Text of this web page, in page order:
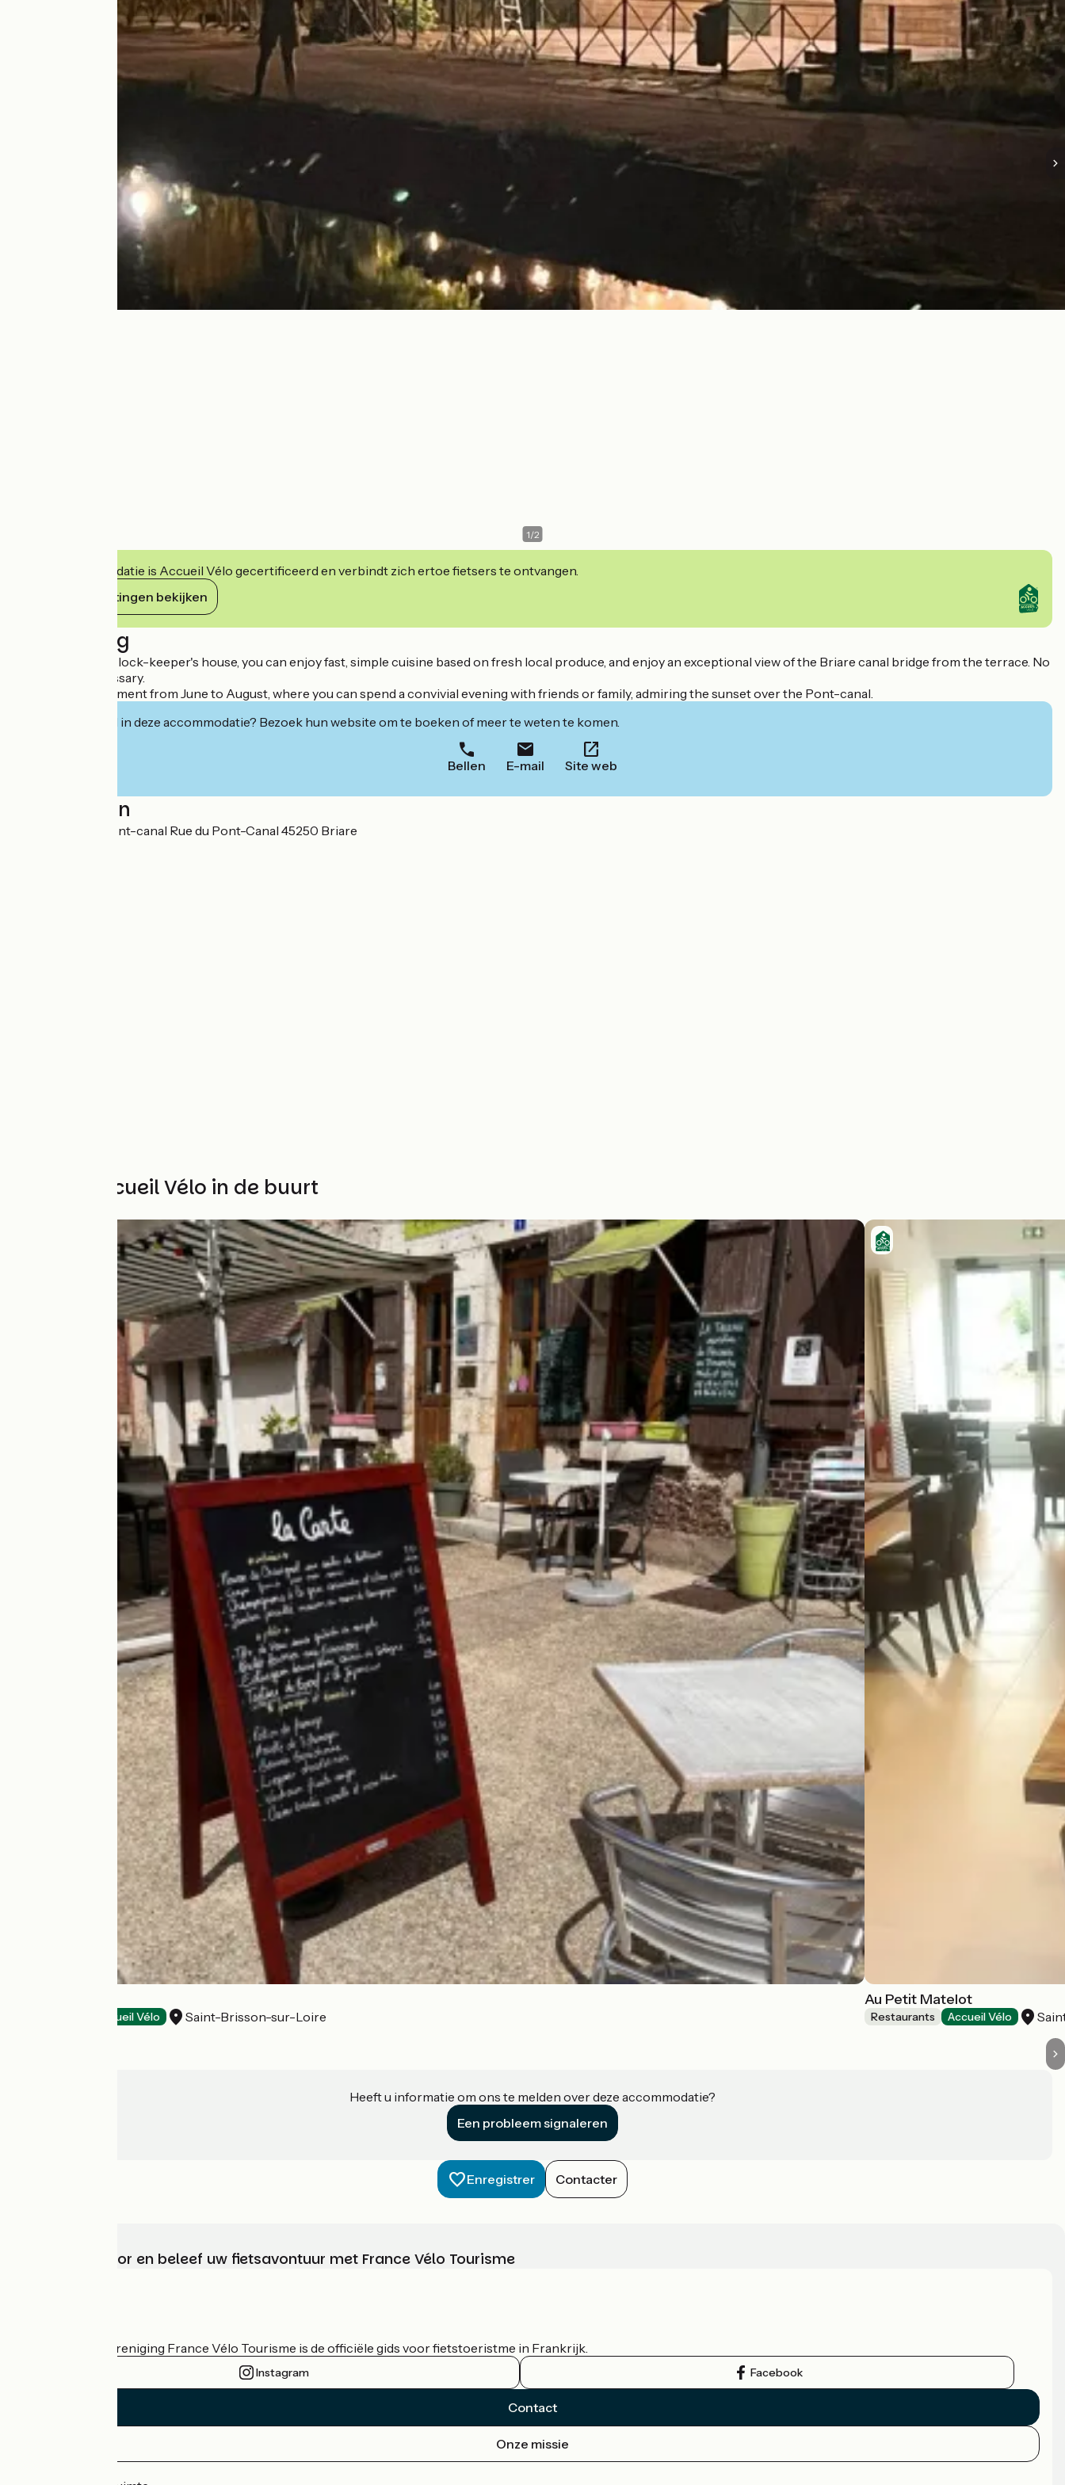
1/2
Deze accommodatie is Accueil Vélo gecertificeerd en verbindt zich ertoe fietsers te ontvangen.
Haar verplichtingen bekijken
Beschrijving
In the Pont-Canal lock-keeper's house, you can enjoy fast, simple cuisine based on fresh local produce, and enjoy an exceptional view of the Briare canal bridge from the terrace. No
reservation necessary.
Evening entertainment from June to August, where you can spend a convivial evening with friends or family, admiring the sunset over the Pont-canal.
Geïnteresseerd in deze accommodatie? Bezoek hun website om te boeken of meer te weten te komen.
Bellen E-mail Site web
Localisation
Gîte d'étape du Pont-canal Rue du Pont-Canal 45250 Briare
Andere Accueil Vélo in de buurt
Accueil Vélo Saint-Brisson-sur-Loire
Au Petit Matelot
Restaurants Accueil Vélo
Heeft u informatie om ons te melden over deze accommodatie?
Een probleem signaleren
Enregistrer Contacter
Kies, bereid voor en beleef uw fietsavontuur met France Vélo Tourisme
De nationale vereniging France Vélo Tourisme is de officiële gids voor fietstoeristme in Frankrijk.
Instagram Facebook
Contact
Onze missie